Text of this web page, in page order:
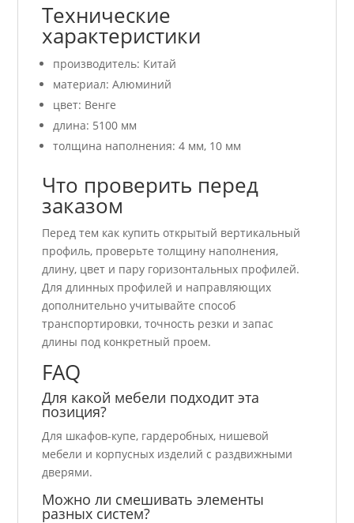
Технические
характеристики
производитель: Китай
материал: Алюминий
цвет: Венге
длина: 5100 мм
толщина наполнения: 4 мм, 10 мм
Что проверить перед
заказом
Перед тем как купить открытый вертикальный
профиль, проверьте толщину наполнения,
длину, цвет и пару горизонтальных профилей.
Для длинных профилей и направляющих
дополнительно учитывайте способ
транспортировки, точность резки и запас
длины под конкретный проем.
FAQ
Для какой мебели подходит эта
позиция?
Для шкафов-купе, гардеробных, нишевой
мебели и корпусных изделий с раздвижными
дверями.
Можно ли смешивать элементы
разных систем?